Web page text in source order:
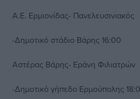
Α.Ε. Ερμιονίδας- Πανελευσινιακός
-Δημοτικό στάδιο Βάρης 16:00
Αστέρας Βάρης- Εράνη Φιλιατρών
-Δημοτικό γήπεδο Ερμούπολης